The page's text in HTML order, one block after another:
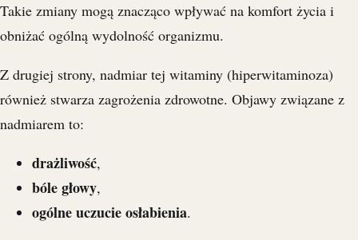
Takie zmiany mogą znacząco wpływać na komfort życia i
obniżać ogólną wydolność organizmu.
Z drugiej strony, nadmiar tej witaminy (hiperwitaminoza)
również stwarza zagrożenia zdrowotne. Objawy związane z
nadmiarem to:
drażliwość,
bóle głowy,
ogólne uczucie osłabienia.